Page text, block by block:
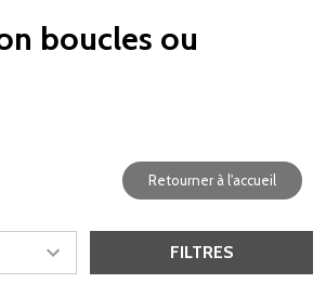
boucles ou
Retourner à l'accueil
FILTRES